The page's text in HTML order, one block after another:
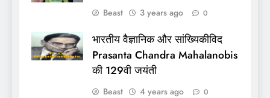
Beast 3 years ago 0
भारतीय वैज्ञानिक और सांख्यिकीविद
Prasanta Chandra Mahalanobis
की 129वी जयंती
Beast 4 years ago 0